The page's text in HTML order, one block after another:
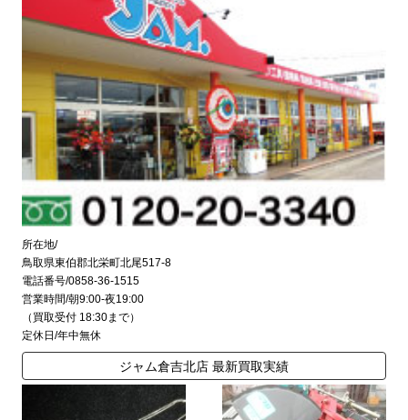
所在地/
鳥取県東伯郡北栄町北尾517-8
電話番号/0858-36-1515
営業時間/朝9:00-夜19:00
（買取受付 18:30まで）
定休日/年中無休
ジャム倉吉北店 最新買取実績